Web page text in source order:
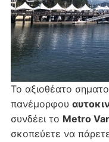
Το αξιοθέατο
πανέμορφου
συνδέει το Metro
σκοπεύετε να